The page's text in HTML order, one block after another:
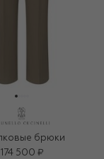
брюки
174 500 ₽